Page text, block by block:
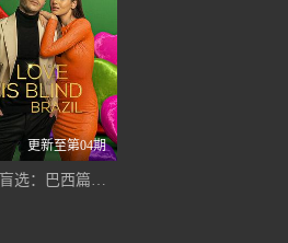
更新至第04期